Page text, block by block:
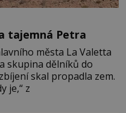
tajemná Petra
města La Valetta
skupina dělníků do
skal propadla zem.
je,“ z